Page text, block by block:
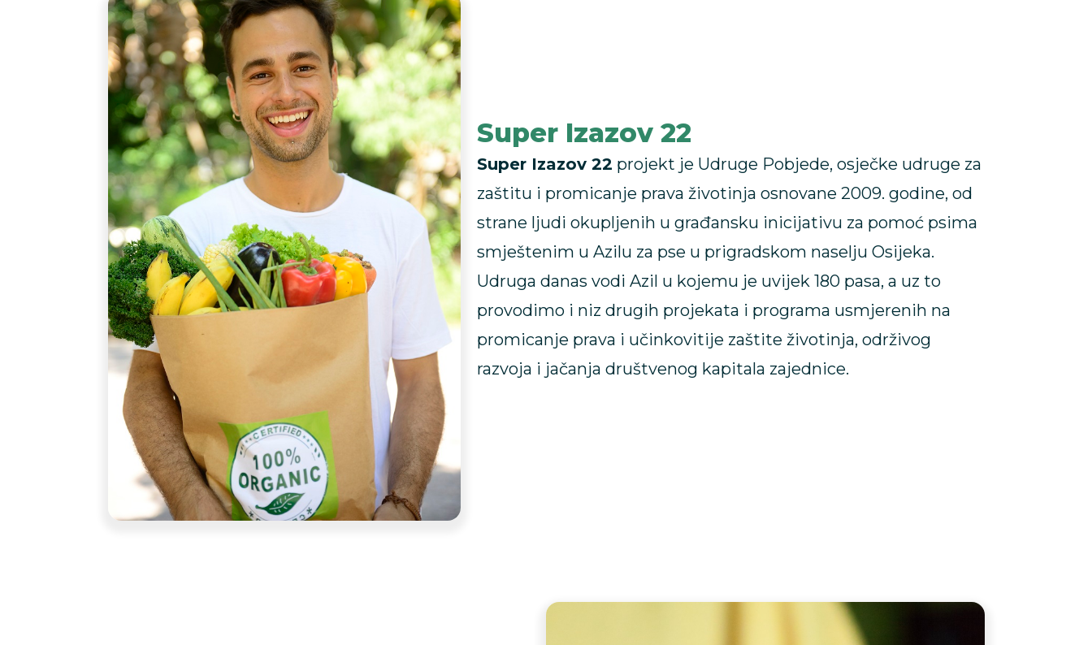
Super Izazov 22
Super Izazov 22 projekt je Udruge Pobjede, osječke udruge za
zaštitu i promicanje prava životinja osnovane 2009. godine, od
strane ljudi okupljenih u građansku inicijativu za pomoć psima
smještenim u Azilu za pse u prigradskom naselju Osijeka.
Udruga danas vodi Azil u kojemu je uvijek 180 pasa, a uz to
provodimo i niz drugih projekata i programa usmjerenih na
promicanje prava i učinkovitije zaštite životinja, održivog
razvoja i jačanja društvenog kapitala zajednice.